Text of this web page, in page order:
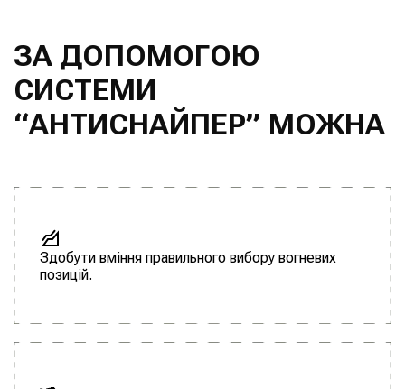
ЗА ДОПОМОГОЮ
СИСТЕМИ
“АНТИСНАЙПЕР” МОЖНА
Здобути вміння правильного вибору вогневих
позицій.